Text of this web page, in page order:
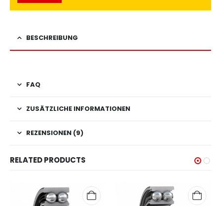
BESCHREIBUNG
FAQ
ZUSÄTZLICHE INFORMATIONEN
REZENSIONEN (9)
RELATED PRODUCTS